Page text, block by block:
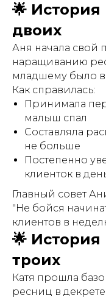
🌟
двоих
Аня начала свой
наращиванию
младшему было
Как справилась:
Принимала
малыш спал
Составляла
не больше
Постепенно
клиенток в
Главный совет
"Не бойся
клиентов в
🌟
троих
Катя прошла
ресниц в